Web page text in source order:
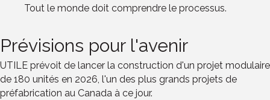
Tout le monde doit comprendre le processus.
Prévisions pour l'avenir
UTILE prévoit de lancer la construction d'un projet modulaire
de 180 unités en 2026, l'un des plus grands projets de
préfabrication au Canada à ce jour.